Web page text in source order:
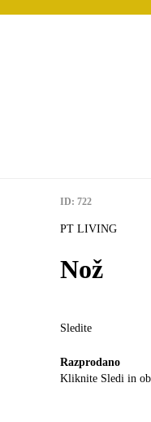
ID: 722
PT LIVING
Nož
Sledite
Razprodano
Kliknite Sledi in